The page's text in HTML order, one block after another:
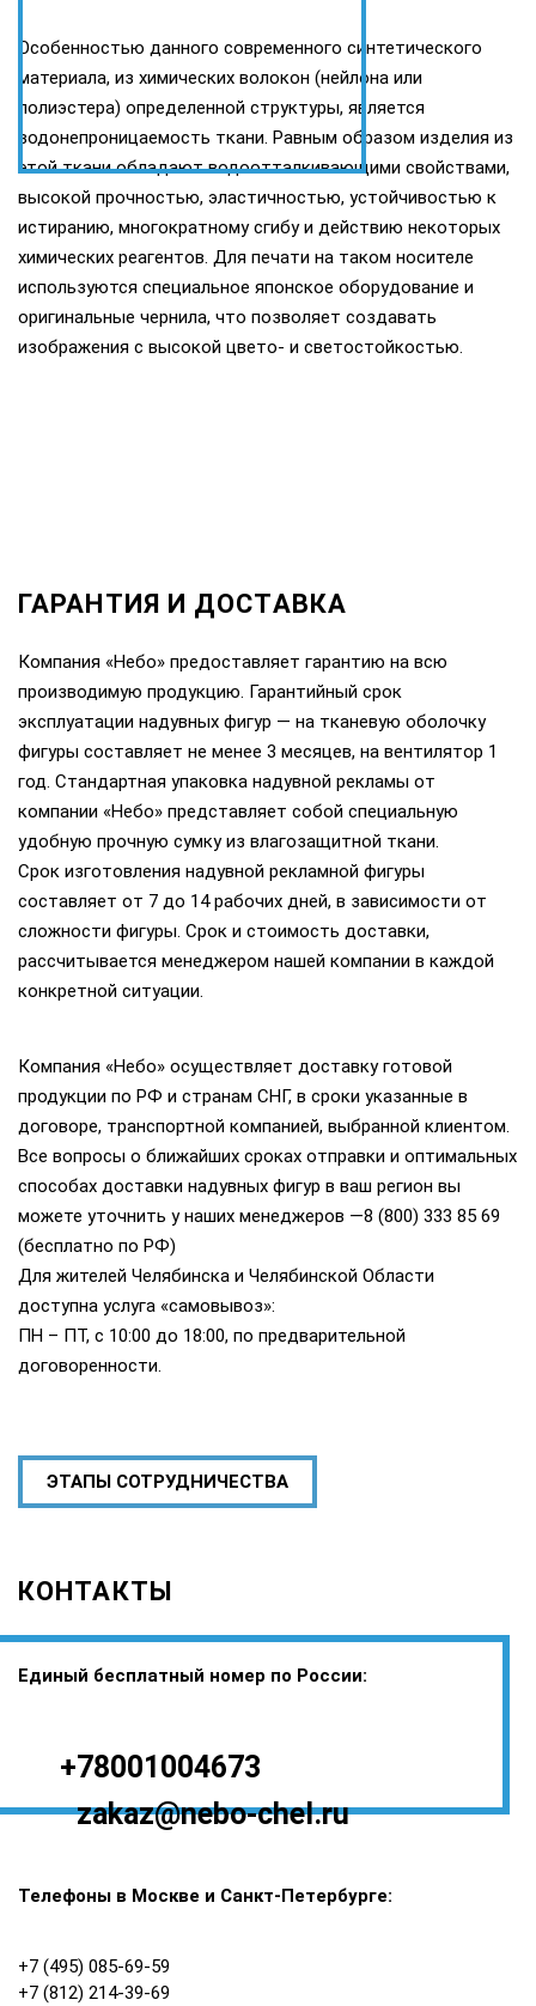
Особенностью данного современного синтетического
материала, из химических волокон (нейлона или
полиэстера) определенной структуры, является
водонепроницаемость ткани. Равным образом изделия из
этой ткани обладают водоотталкивающими свойствами,
высокой прочностью, эластичностью, устойчивостью к
истиранию, многократному сгибу и действию некоторых
химических реагентов. Для печати на таком носителе
используются специальное японское оборудование и
оригинальные чернила, что позволяет создавать
изображения с высокой цвето- и светостойкостью.
ГАРАНТИЯ И ДОСТАВКА
Компания «Небо» предоставляет гарантию на всю
производимую продукцию. Гарантийный срок
эксплуатации надувных фигур — на тканевую оболочку
фигуры составляет не менее 3 месяцев, на вентилятор 1
год. Стандартная упаковка надувной рекламы от
компании «Небо» представляет собой специальную
удобную прочную сумку из влагозащитной ткани.
Срок изготовления надувной рекламной фигуры
составляет от 7 до 14 рабочих дней, в зависимости от
сложности фигуры. Срок и стоимость доставки,
рассчитывается менеджером нашей компании в каждой
конкретной ситуации.
Компания «Небо» осуществляет доставку готовой
продукции по РФ и странам СНГ, в сроки указанные в
договоре, транспортной компанией, выбранной клиентом.
Все вопросы о ближайших сроках отправки и оптимальных
способах доставки надувных фигур в ваш регион вы
можете уточнить у наших менеджеров —8 (800) 333 85 69
(бесплатно по РФ)
Для жителей Челябинска и Челябинской Области
доступна услуга «самовывоз»:
ПН – ПТ, с 10:00 до 18:00, по предварительной
договоренности.
ЭТАПЫ СОТРУДНИЧЕСТВА
КОНТАКТЫ
Единый бесплатный номер по России:
+78001004673
zakaz@nebo-chel.ru
Телефоны в Москве и Санкт-Петербурге:
+7 (495) 085-69-59
+7 (812) 214-39-69